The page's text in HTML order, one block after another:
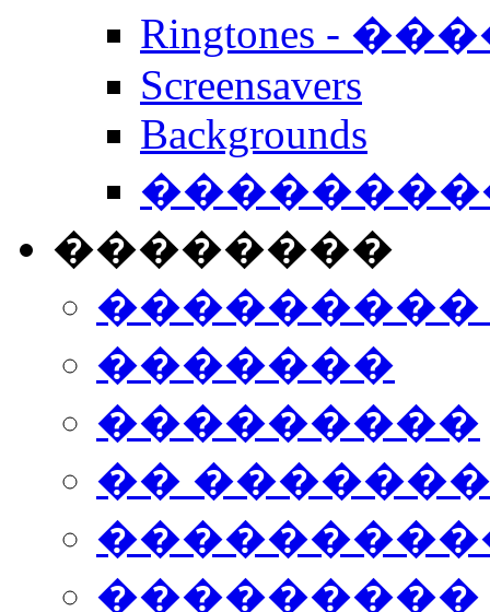
Ringtones -
Screensavers
Backgrounds
��������
���������
�������
���������
��
���������